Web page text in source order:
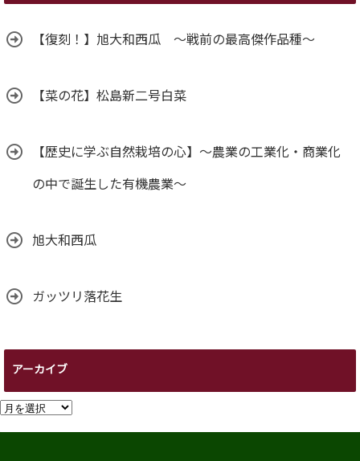
【復刻！】旭大和西瓜 ～戦前の最高傑作品種～
【菜の花】松島新二号白菜
【歴史に学ぶ自然栽培の心】～農業の工業化・商業化
の中で誕生した有機農業～
旭大和西瓜
ガッツリ落花生
アーカイブ
ア
ー